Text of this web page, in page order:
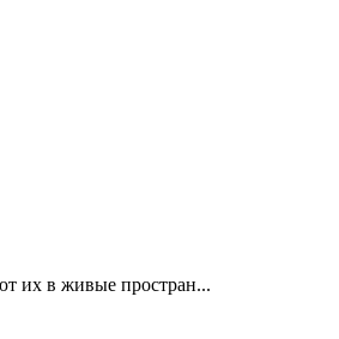
их в живые простран...